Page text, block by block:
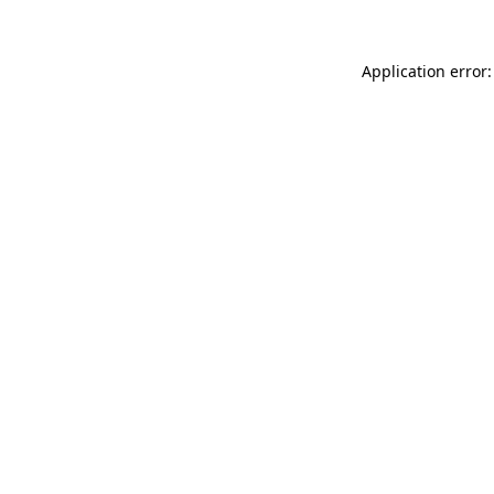
Application